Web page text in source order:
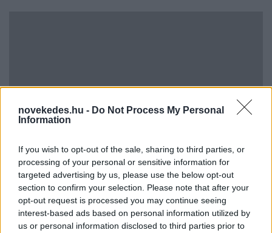
novekedes.hu - Do Not Process My Personal
Information
If you wish to opt-out of the sale, sharing to third parties, or
processing of your personal or sensitive information for
targeted advertising by us, please use the below opt-out
section to confirm your selection. Please note that after your
opt-out request is processed you may continue seeing
interest-based ads based on personal information utilized by
us or personal information disclosed to third parties prior to
Mi lett Alain Delon vagyonával? Adóhatósági
HÍREK 2026. júl. 19.
FRISS HÍREK